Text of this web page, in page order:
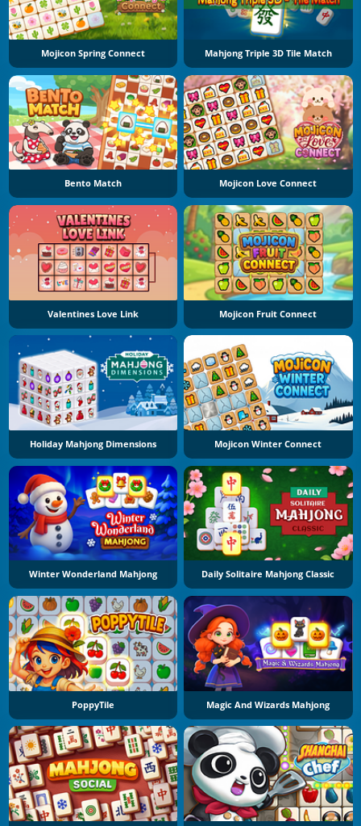
Mojicon Spring Connect Mahjong Triple 3D Tile Match
Bento Match Mojicon Love Connect
Valentines Love Link Mojicon Fruit Connect
Holiday Mahjong Dimensions Mojicon Winter Connect
Winter Wonderland Mahjong Daily Solitaire Mahjong Classic
PoppyTile Magic And Wizards Mahjong